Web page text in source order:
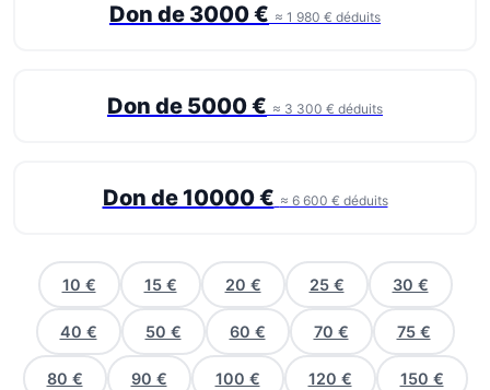
Don de 3000 € ≈ 1 980 € déduits
Don de 5000 € ≈ 3 300 € déduits
Don de 10000 € ≈ 6 600 € déduits
10 € 15 € 20 € 25 € 30 €
40 € 50 € 60 € 70 € 75 €
80 € 90 € 100 € 120 € 150 €